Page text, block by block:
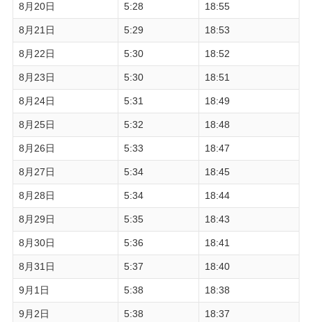
8月20日 5:28 18:55
8月21日 5:29 18:53
8月22日 5:30 18:52
8月23日 5:30 18:51
8月24日 5:31 18:49
8月25日 5:32 18:48
8月26日 5:33 18:47
8月27日 5:34 18:45
8月28日 5:34 18:44
8月29日 5:35 18:43
8月30日 5:36 18:41
8月31日 5:37 18:40
9月1日 5:38 18:38
9月2日 5:38 18:37